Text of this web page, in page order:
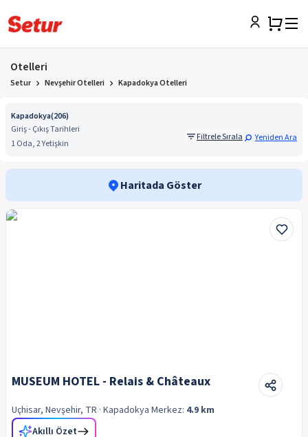
Otelleri
Setur Nevşehir Otelleri Kapadokya Otelleri
Kapadokya(206)
Giriş - Çıkış Tarihleri
1 Oda, 2 Yetişkin
Filtrele Sırala Yeniden Ara
Haritada Göster
MUSEUM HOTEL - Relais & Châteaux
Uçhisar, Nevşehir, TR · Kapadokya Merkez: 4.9 km
Akıllı Özet